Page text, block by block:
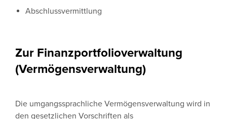
Abschlussvermittlung
Zur Finanzportfolioverwaltung
(Vermögensverwaltung)
Die umgangssprachliche Vermögensverwaltung wird in
den gesetzlichen Vorschriften als